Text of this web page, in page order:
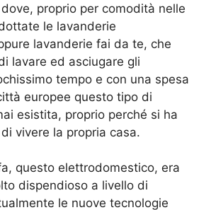
dove, proprio per comodità nelle
le lavanderie
lavanderie fai da te, che
lavare ed asciugare gli
tempo e con una spesa
europee questo tipo di
esistita, proprio perché si ha
vivere la propria casa.
questo elettrodomestico, era
dispendioso a livello di
le nuove tecnologie